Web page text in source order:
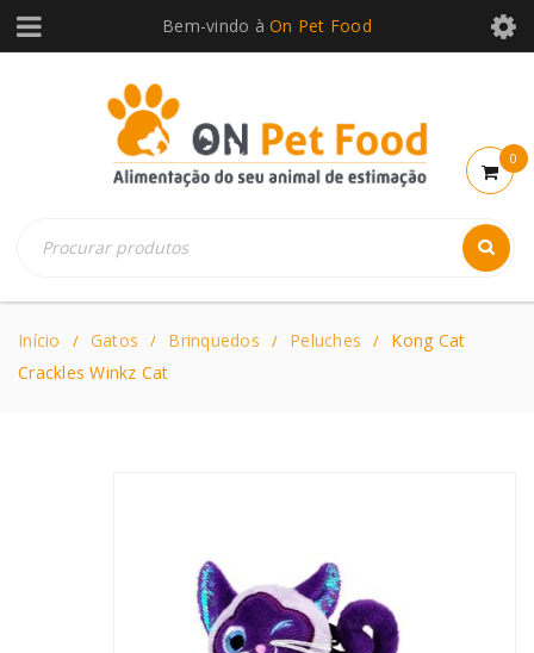
Bem-vindo àOn Pet Food
0
Início / Gatos / Brinquedos / Peluches /
Kong Cat
Crackles Winkz Cat